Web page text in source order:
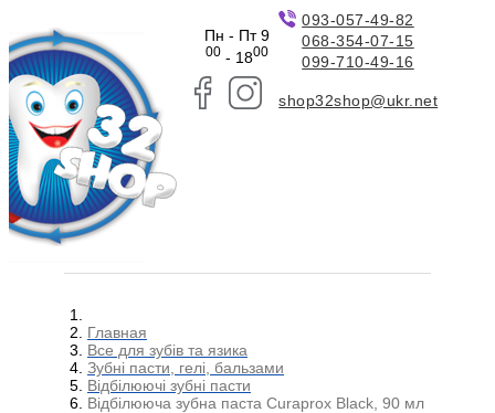
Пн - Пт 9
00- 1800
093-057-49-82
068-354-07-15
099-710-49-16
shop32shop@ukr.net
Главная
Все для зубів та язика
Зубні пасти, гелі, бальзами
Відбілюючі зубні пасти
Відбілююча зубна паста Curaprox Black, 90 мл